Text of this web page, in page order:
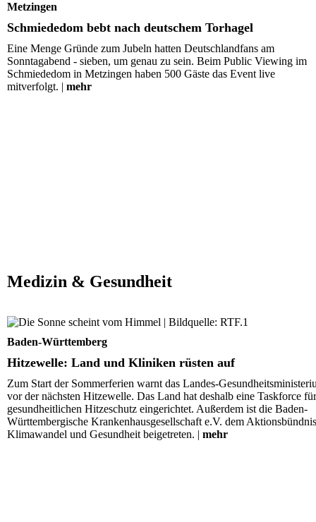
Metzingen
Schmiededom bebt nach deutschem Torhagel
Eine Menge Gründe zum Jubeln hatten Deutschlandfans am
Sonntagabend - sieben, um genau zu sein. Beim Public Viewing im
Schmiededom in Metzingen haben 500 Gäste das Event live
mitverfolgt. | mehr
Medizin & Gesundheit
Hitzewelle: Land und Kliniken rüsten auf
Baden-Württemberg
Hitzewelle: Land und Kliniken rüsten auf
Zum Start der Sommerferien warnt das Landes-
vor der nächsten Hitzewelle. Das Land hat deshalb eine Taskforce für
gesundheitlichen Hitzeschutz eingerichtet. Außerdem ist die Baden-
Württembergische Krankenhausgesellschaft e.V. dem Aktionsbündnis
Klimawandel und Gesundheit beigetreten. | mehr